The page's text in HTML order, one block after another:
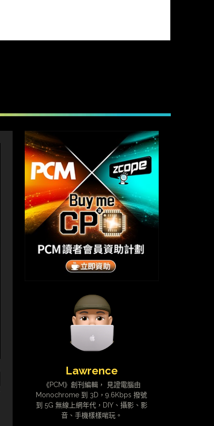
Lawrence
《PCM》創刊編輯， 見證電腦由
Monochrome 到 3D，9.6Kbps 撥號
到 5G 無線上網年代，DIY、攝影、影
音、手機樣樣啱玩。